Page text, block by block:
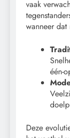
vaak
wanneer
één-
Deze